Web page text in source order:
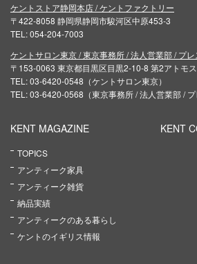
ケントストア静岡本店 / ケントファクトリー
〒422-8058 静岡県静岡市駿河区中原453-3
TEL: 054-204-7003
ケントサロン東京 / 東京事務所 / 法人営業部 / プレ
〒153-0063 東京都目黒区目黒2-10-8 第2アトモ
TEL: 03-6420-0548（ケントサロン東京）
TEL: 03-6420-0568（東京事務所 / 法人営業部 / プ
KENT MAGAZINE
TOPICS
アンティーク家具
アンティーク雑貨
納品実績
アンティークのある暮らし
ケントのイギリス情報
KENT